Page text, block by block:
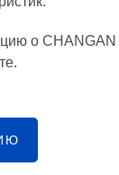
о CHANGAN